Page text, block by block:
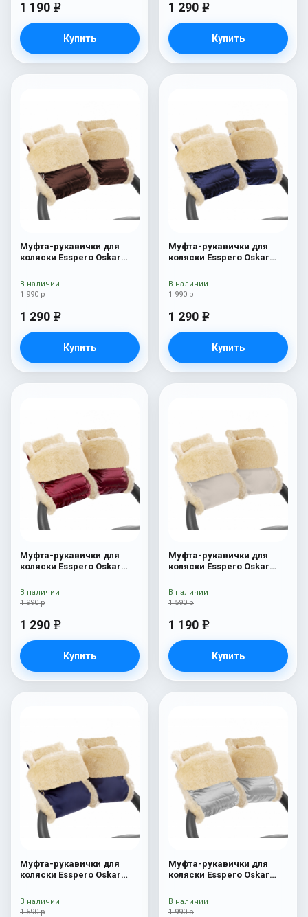
1 190 e
Купить
1 290 e
Купить
Муфта-рукавички для
коляски Esspero Oskar
Mocca
1 990 р
1 290 e
Купить
В наличии
Муфта-рукавички для
коляски Esspero Oskar
Cosmic
1 990 р
1 290 e
Купить
В наличии
Муфта-рукавички для
коляски Esspero Oskar
Ruby
1 990 р
1 290 e
Купить
В наличии
Муфта-рукавички для
коляски Esspero Oskar
Beige
1 590 р
1 190 e
Купить
В наличии
Муфта-рукавички для
коляски Esspero Oskar
Navy
1 590 р
В наличии
Муфта-рукавички для
коляски Esspero Oskar
Silver
1 990 р
В наличии